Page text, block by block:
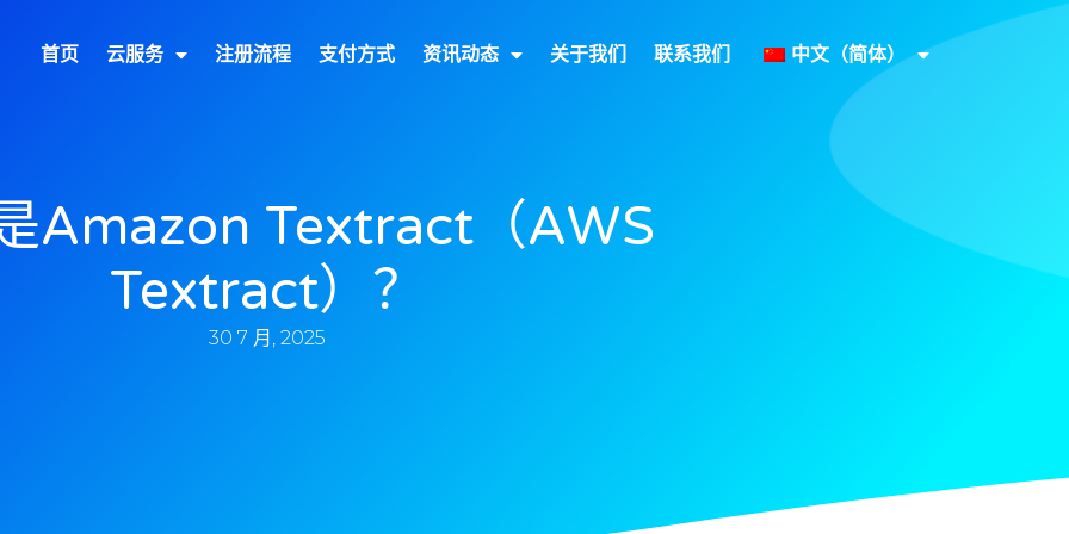
首页 云服务 注册流程 支付方式 资讯动态 关于我们 联系我们 中文（简体）
Amazon Textract（AWS
Textract）？
30 7 月, 2025